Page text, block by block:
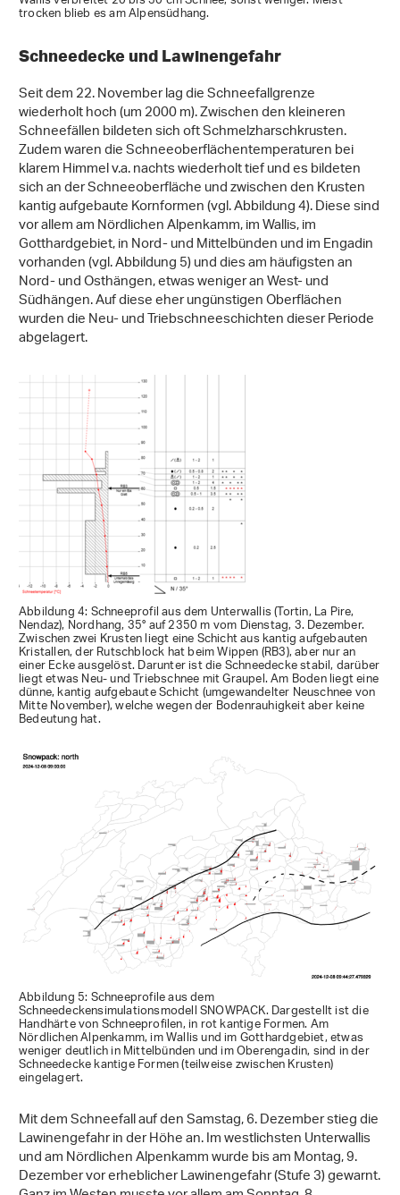
trocken blieb es am Alpensüdhang.
Schneedecke und Lawinengefahr
Seit dem 22. November lag die Schneefallgrenze
wiederholt hoch (um 2000 m). Zwischen den kleineren
Schneefällen bildeten sich oft Schmelzharschkrusten.
Zudem waren die Schneeoberflächentemperaturen bei
klarem Himmel v.a. nachts wiederholt tief und es bildeten
sich an der Schneeoberfläche und zwischen den Krusten
kantig aufgebaute Kornformen (vgl. Abbildung 4). Diese sind
vor allem am Nördlichen Alpenkamm, im Wallis, im
Gotthardgebiet, in Nord- und Mittelbünden und im Engadin
vorhanden (vgl. Abbildung 5) und dies am häufigsten an
Nord- und Osthängen, etwas weniger an West- und
Südhängen. Auf diese eher ungünstigen Oberflächen
wurden die Neu- und Triebschneeschichten dieser Periode
abgelagert.
Abbildung 4: Schneeprofil aus dem Unterwallis (Tortin, La Pire,
Nendaz), Nordhang, 35° auf 2350 m vom Dienstag, 3. Dezember.
Zwischen zwei Krusten liegt eine Schicht aus kantig aufgebauten
Kristallen, der Rutschblock hat beim Wippen (RB3), aber nur an
einer Ecke ausgelöst. Darunter ist die Schneedecke stabil, darüber
liegt etwas Neu- und Triebschnee mit Graupel. Am Boden liegt eine
dünne, kantig aufgebaute Schicht (umgewandelter Neuschnee von
Mitte November), welche wegen der Bodenrauhigkeit aber keine
Bedeutung hat.
Abbildung 5: Schneeprofile aus dem
Schneedeckensimulationsmodell SNOWPACK. Dargestellt ist die
Handhärte von Schneeprofilen, in rot kantige Formen. Am
Nördlichen Alpenkamm, im Wallis und im Gotthardgebiet, etwas
weniger deutlich in Mittelbünden und im Oberengadin, sind in der
Schneedecke kantige Formen (teilweise zwischen Krusten)
eingelagert.
Mit dem Schneefall auf den Samstag, 6. Dezember stieg die
Lawinengefahr in der Höhe an. Im westlichsten Unterwallis
und am Nördlichen Alpenkamm wurde bis am Montag, 9.
Dezember vor erheblicher Lawinengefahr (Stufe 3) gewarnt.